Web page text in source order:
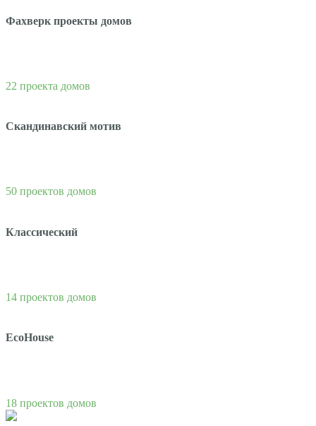
Фахверк проекты домов
22 проекта домов
Скандинавский мотив
50 проектов домов
Классический
14 проектов домов
EcoHouse
18 проектов домов